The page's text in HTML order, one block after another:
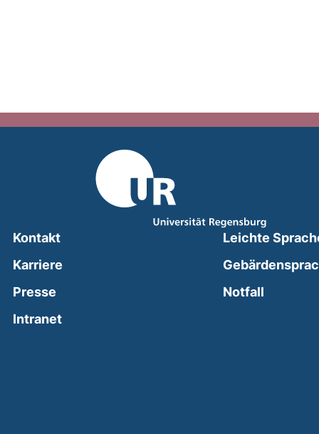
Kontakt
Karriere
Presse
Intranet(external link, opens in a new window)
Leichte
Notfall